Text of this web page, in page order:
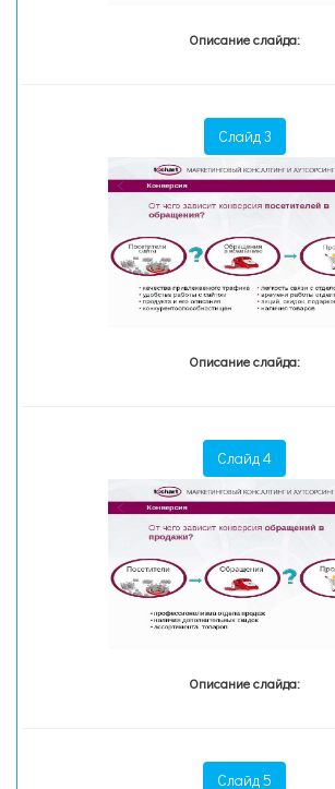
Описание слайда:
Слайд 3
Описание слайда:
Слайд 4
Описание слайда:
Слайд 5